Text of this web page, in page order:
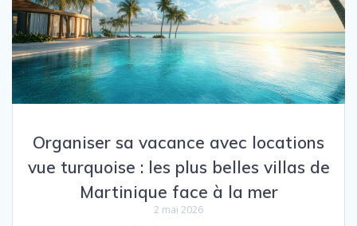
Organiser sa vacance avec locations
vue turquoise : les plus belles villas de
Martinique face à la mer
2 mai 2026